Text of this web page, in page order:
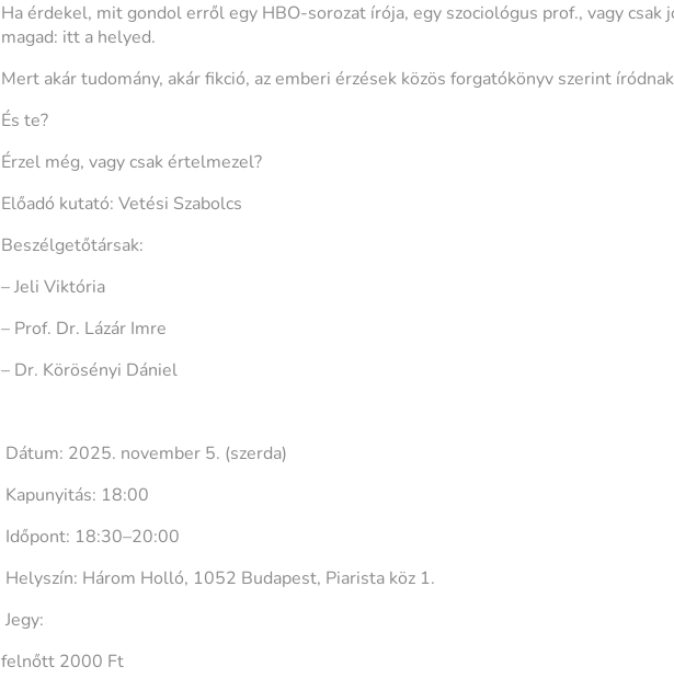
Ha érdekel, mit gondol erről egy HBO-sorozat írója, egy szociológus prof., vagy csak
magad: itt a helyed.
Mert akár tudomány, akár fikció, az emberi érzések közös forgatókönyv szerint
És te?
Érzel még, vagy csak értelmezel?
Előadó kutató: Vetési Szabolcs
Beszélgetőtársak:
– Jeli Viktória
– Prof. Dr. Lázár Imre
– Dr. Körösényi Dániel
Dátum: 2025. november 5. (szerda)
Kapunyitás: 18:00
Időpont: 18:30–20:00
Helyszín: Három Holló, 1052 Budapest, Piarista köz 1.
Jegy:
felnőtt 2000 Ft